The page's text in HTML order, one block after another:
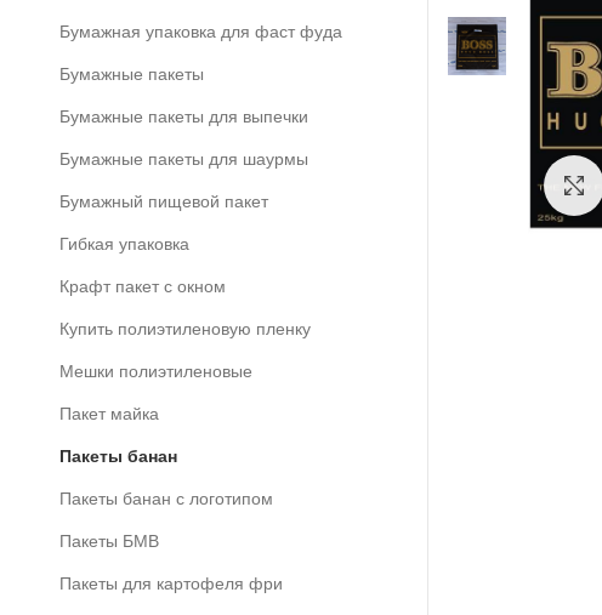
Бумажная упаковка для фаст фуда
Бумажные пакеты
Бумажные пакеты для выпечки
Бумажные пакеты для шаурмы
Бумажный пищевой пакет
Гибкая упаковка
Крафт пакет с окном
Купить полиэтиленовую пленку
Мешки полиэтиленовые
Пакет майка
Пакеты банан
Пакеты банан с логотипом
Пакеты БМВ
Пакеты для картофеля фри